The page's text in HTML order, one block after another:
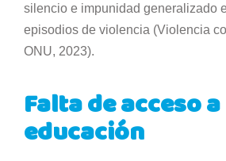
silencio e impunidad generalizado
episodios de violencia (Violencia
ONU, 2023).
Falta de acceso
educación